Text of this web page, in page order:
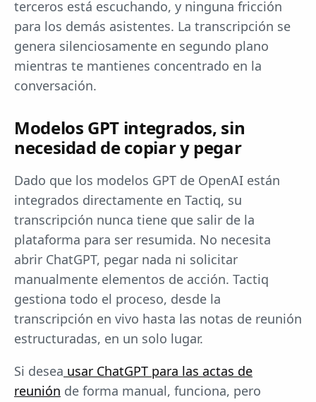
terceros está escuchando, y ninguna fricción
para los demás asistentes. La transcripción se
genera silenciosamente en segundo plano
mientras te mantienes concentrado en la
conversación.
Modelos GPT integrados, sin
necesidad de copiar y pegar
Dado que los modelos GPT de OpenAI están
integrados directamente en Tactiq, su
transcripción nunca tiene que salir de la
plataforma para ser resumida. No necesita
abrir ChatGPT, pegar nada ni solicitar
manualmente elementos de acción. Tactiq
gestiona todo el proceso, desde la
transcripción en vivo hasta las notas de reunión
estructuradas, en un solo lugar.
Si desea usar ChatGPT para las actas de
reunión de forma manual, funciona, pero